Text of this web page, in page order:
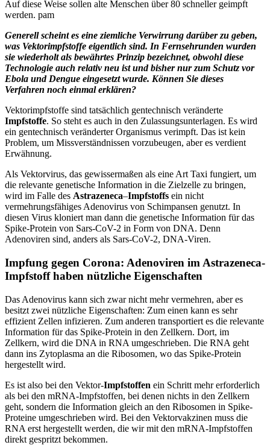
Auf diese Weise sollen alte Menschen über 80 schneller geimpft
werden. pam
Generell scheint es eine ziemliche Verwirrung darüber zu geben,
was Vektorimpfstoffe eigentlich sind. In Fernsehrunden wurden
sie wiederholt als bewährtes Prinzip bezeichnet, obwohl diese
Technologie auch relativ neu ist und bisher nur zum Schutz vor
Ebola und Dengue eingesetzt wurde. Können Sie dieses
Verfahren noch einmal erklären?
Vektorimpfstoffe sind tatsächlich gentechnisch veränderte
Impfstoffe. So steht es auch in den Zulassungsunterlagen. Es wird
ein gentechnisch veränderter Organismus verimpft. Das ist kein
Problem, um Missverständnissen vorzubeugen, aber es verdient
Erwähnung.
Als Vektorvirus, das gewissermaßen als eine Art Taxi fungiert, um
die relevante genetische Information in die Zielzelle zu bringen,
wird im Falle des Astrazeneca–Impfstoffs ein nicht
vermehrungsfähiges Adenovirus von Schimpansen genutzt. In
diesen Virus kloniert man dann die genetische Information für das
Spike-Protein von Sars-CoV-2 in Form von DNA. Denn
Adenoviren sind, anders als Sars-CoV-2, DNA-Viren.
Impfung gegen Corona: Adenoviren im Astrazeneca-
Impfstoff haben nützliche Eigenschaften
Das Adenovirus kann sich zwar nicht mehr vermehren, aber es
besitzt zwei nützliche Eigenschaften: Zum einen kann es sehr
effizient Zellen infizieren. Zum anderen transportiert es die relevante
Information für das Spike-Protein in den Zellkern. Dort, im
Zellkern, wird die DNA in RNA umgeschrieben. Die RNA geht
dann ins Zytoplasma an die Ribosomen, wo das Spike-Protein
hergestellt wird.
Es ist also bei den Vektor-Impfstoffen ein Schritt mehr erforderlich
als bei den mRNA-Impfstoffen, bei denen nichts in den Zellkern
geht, sondern die Information gleich an den Ribosomen in Spike-
Proteine umgeschrieben wird. Bei den Vektorvakzinen muss die
RNA erst hergestellt werden, die wir mit den mRNA-Impfstoffen
direkt gespritzt bekommen.